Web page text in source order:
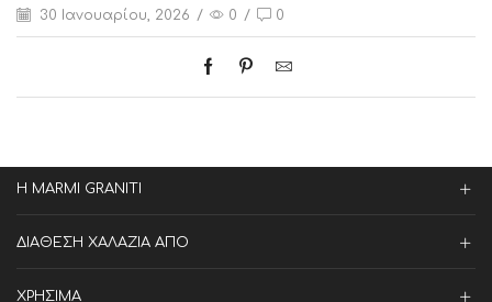
30 Ιανουαρίου, 2026 / 0 / 0
Η MARMI GRANITI
ΔΙΑΘΕΣΗ ΧΑΛΑΖΙΑ ΑΠΟ
ΧΡΗΣΙΜΑ